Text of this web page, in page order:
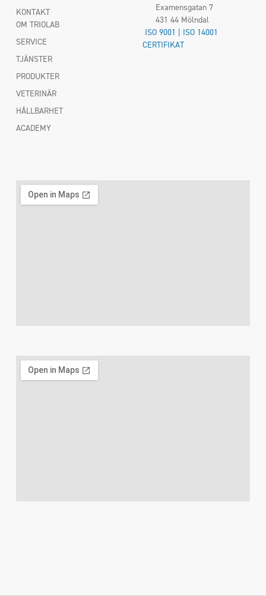
KONTAKT
OM TRIOLAB
SERVICE
TJÄNSTER
PRODUKTER
VETERINÄR
HÅLLBARHET
ACADEMY
Examensgatan 7
431 44 Mölndal
ISO 9001 | ISO 14001
CERTIFIKAT